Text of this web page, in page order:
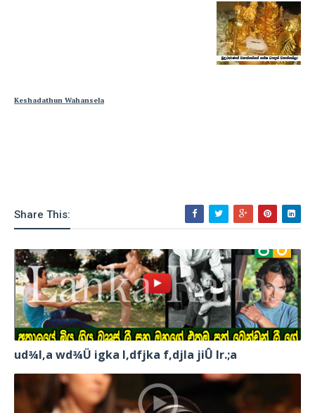
Keshadathun Wahansela
Share This:
ud¾I,a wd¾Ü igka l,dfjka f,djla jiÛ lr.;a